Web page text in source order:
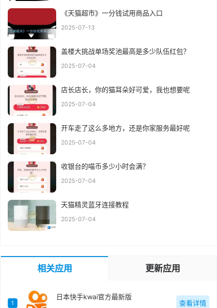
《天猫超市》一分钱试用商品入口
2025-07-13
盖楼大挑战单场奖池最高是多少队伍红包？
2025-07-04
店长店长，你的猫耳朵好可爱，我也想要呢
2025-07-04
开车走了这么多地方，还是你家服务最好呢
2025-07-04
收银台的喵币多少小时会满？
2025-07-04
天猫精灵蓝牙连接教程
2025-07-04
相关应用 更新应用
1
日本快手kwai官方最新版
查看详情